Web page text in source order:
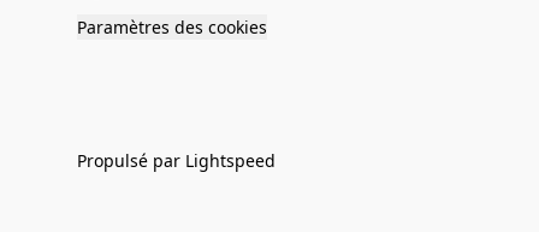
Paramètres des cookies
Propulsé par Lightspeed